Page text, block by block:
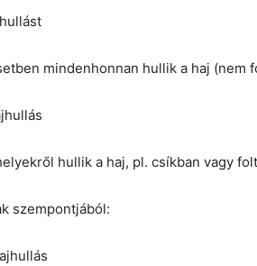
mindenhonnan hullik a haj (nem
hullik a haj, pl. csíkban vagy
szempontjából: